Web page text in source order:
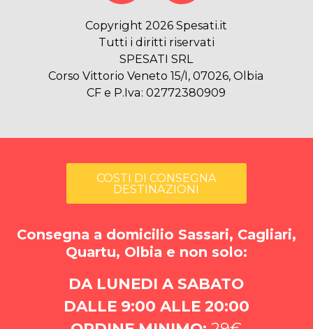
Copyright 2026 Spesati.it
Tutti i diritti riservati
SPESATI SRL
Corso Vittorio Veneto 15/I, 07026, Olbia
CF e P.Iva: 02772380909
COSTI DI CONSEGNA
DESTINAZIONI
Consegna a domicilio Sassari, Cagliari,
Quartu, Olbia e non solo:
DA LUNEDI A SABATO
DALLE 9:00 ALLE 20:00